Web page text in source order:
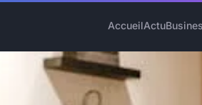
AccueilActu